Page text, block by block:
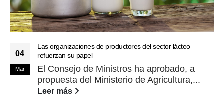
04
Mar
Las organizaciones de productores del sector lácteo
refuerzan su papel
El Consejo de Ministros ha aprobado, a
propuesta del Ministerio de Agricultura,...
Leer más